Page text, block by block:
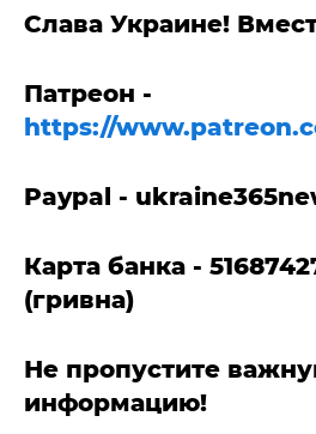
Слава Украине!
Патреон -
https://
Paypal -
Карта банка -
(гривна)
Не пропустите
информацию!